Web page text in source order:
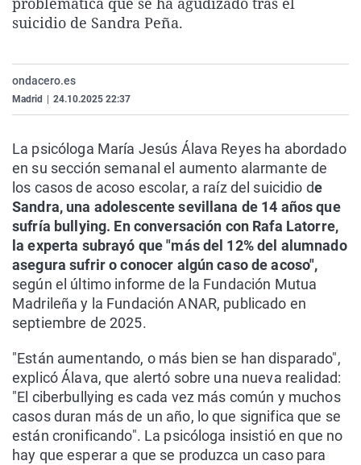
La rosa de los vientos
Como el perro y el
Caso
Equipo de
Extremadura
La Rioja
Virales
Elecciones
suicidio de Sandra Peña.
ondacero.es
Madrid 24.10.2025 22:37
La psicóloga María Jesús Álava Reyes ha abordado
en su sección semanal el aumento alarmante de
los casos de acoso escolar, a raíz del suicidio de
Sandra, una adolescente sevillana de 14 años que
sufría bullying. En conversación con Rafa Latorre,
la experta subrayó que "más del 12% del alumnado
asegura sufrir o conocer algún caso de acoso",
según el último informe de la Fundación Mutua
Madrileña y la Fundación ANAR, publicado en
septiembre de 2025.
"Están aumentando, o más bien se han disparado",
explicó Álava, que alertó sobre una nueva realidad:
"El ciberbullying es cada vez más común y muchos
casos duran más de un año, lo que significa que se
están cronificando". La psicóloga insistió en que no
hay que esperar a que se produzca un caso para